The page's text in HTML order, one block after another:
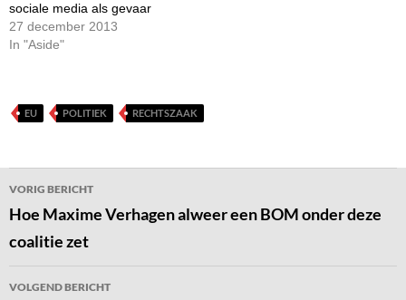
sociale media als gevaar
27 december 2013
In "Aside"
EU POLITIEK RECHTSZAAK
Bericht
navigatie
VORIG BERICHT
Hoe Maxime Verhagen alweer een BOM onder deze
coalitie zet
VOLGEND BERICHT